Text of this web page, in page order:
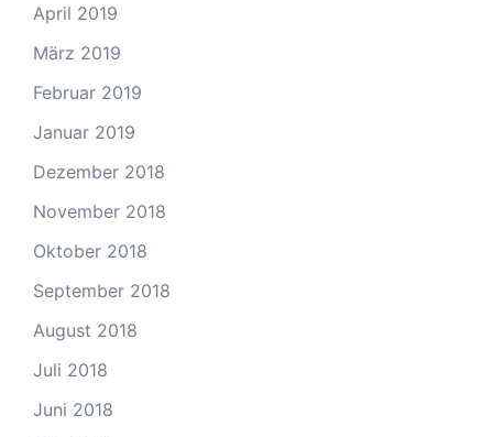
April 2019
März 2019
Februar 2019
Januar 2019
Dezember 2018
November 2018
Oktober 2018
September 2018
August 2018
Juli 2018
Juni 2018